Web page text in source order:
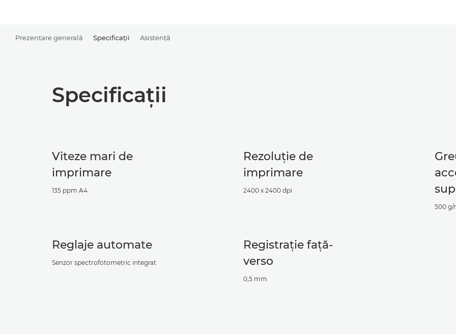
Prezentare generală Specificaţii Asistenţă
Specificaţii
Viteze mari de
imprimare
135 ppm A4
Rezoluţie de
imprimare
2400 x 2400 dpi
500 g/
Reglaje automate
Senzor spectrofotometric integrat
Registraţie faţă-
verso
0,5 mm